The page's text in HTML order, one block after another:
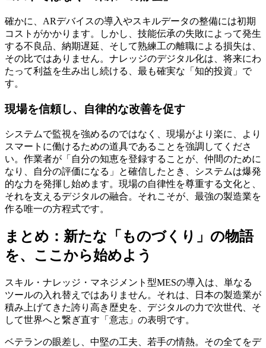
確かに、ARデバイスの導入やスキルデータの整備には初期
コストがかかります。しかし、技能伝承の失敗によって発生
する不良品、納期遅延、そして熟練工の離職による損失は、
その比ではありません。ナレッジのデジタル化は、将来にわ
たって利益を生み出し続ける、最も確実な「知的投資」で
す。
現場を信頼し、自律的な改善を促す
システムで監視を強めるのではなく、現場がより楽に、より
スマートに働けるための道具であることを強調してくださ
い。作業者が「自分の知恵を登録することが、仲間のために
なり、自分の評価になる」と確信したとき、システムは爆発
的な力を発揮し始めます。 現場の自律性を尊重する文化と、
それを支えるデジタルの融合。それこそが、最強の製造業を
作る唯一の方程式です。
まとめ：新たな「ものづくり」の物語
を、ここから始めよう
スキル・ナレッジ・マネジメント型MESの導入は、単なる
ツールの入れ替えではありません。それは、日本の製造業が
積み上げてきた誇り高き歴史を、デジタルの力で次世代、そ
して世界へと繋ぎ直す「意志」の表明です。
ベテランの眼差し、中堅の工夫、若手の情熱。その全てをデ